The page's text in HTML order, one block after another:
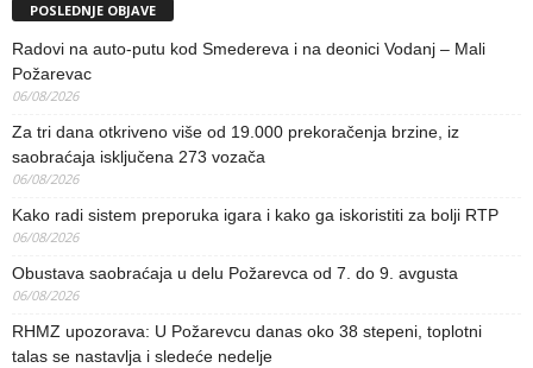
POSLEDNJE OBJAVE
Radovi na auto-putu kod Smedereva i na deonici Vodanj – Mali
Požarevac
06/08/2026
Za tri dana otkriveno više od 19.000 prekoračenja brzine, iz
saobraćaja isključena 273 vozača
06/08/2026
Kako radi sistem preporuka igara i kako ga iskoristiti za bolji RTP
06/08/2026
Obustava saobraćaja u delu Požarevca od 7. do 9. avgusta
06/08/2026
RHMZ upozorava: U Požarevcu danas oko 38 stepeni, toplotni
talas se nastavlja i sledeće nedelje